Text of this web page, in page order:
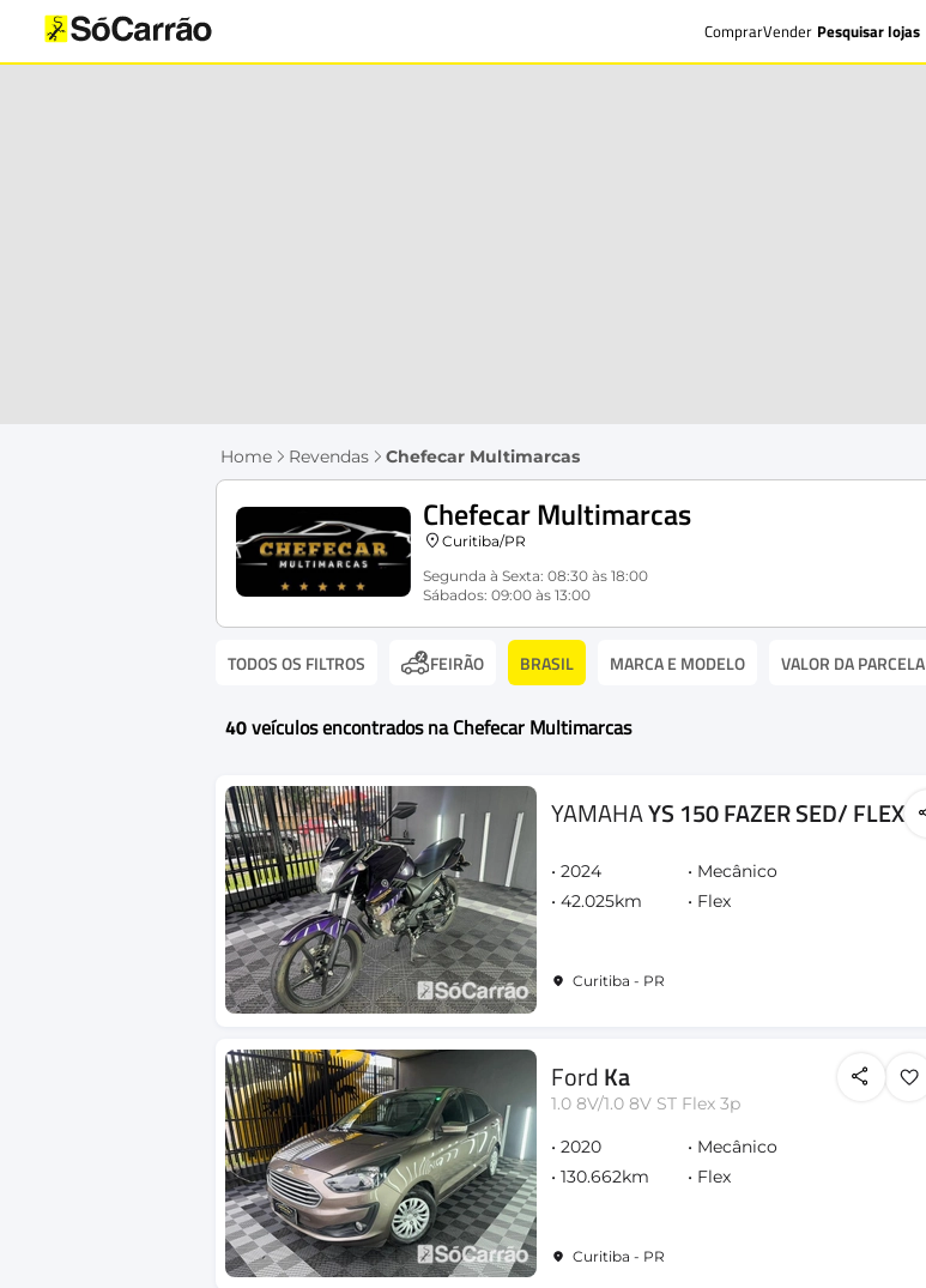
ComprarVender Pesquisar lojas
Home Revendas Chefecar Multimarcas
Chefecar Multimarcas
Curitiba/PR
Segunda à Sexta: 08:30 às 18:00
Sábados: 09:00 às 13:00
TODOS OS FILTROS FEIRÃO BRASIL MARCA E MODELO VALOR DA PARCELA
40veículos encontrados na Chefecar Multimarcas
YAMAHAYS 150 FAZER SED/ FLEX
2024
Mecânico
42.025km
Flex
Curitiba - PR
FordKa
1.0 8V/1.0 8V ST Flex 3p
2020
Mecânico
130.662km
Flex
Curitiba - PR